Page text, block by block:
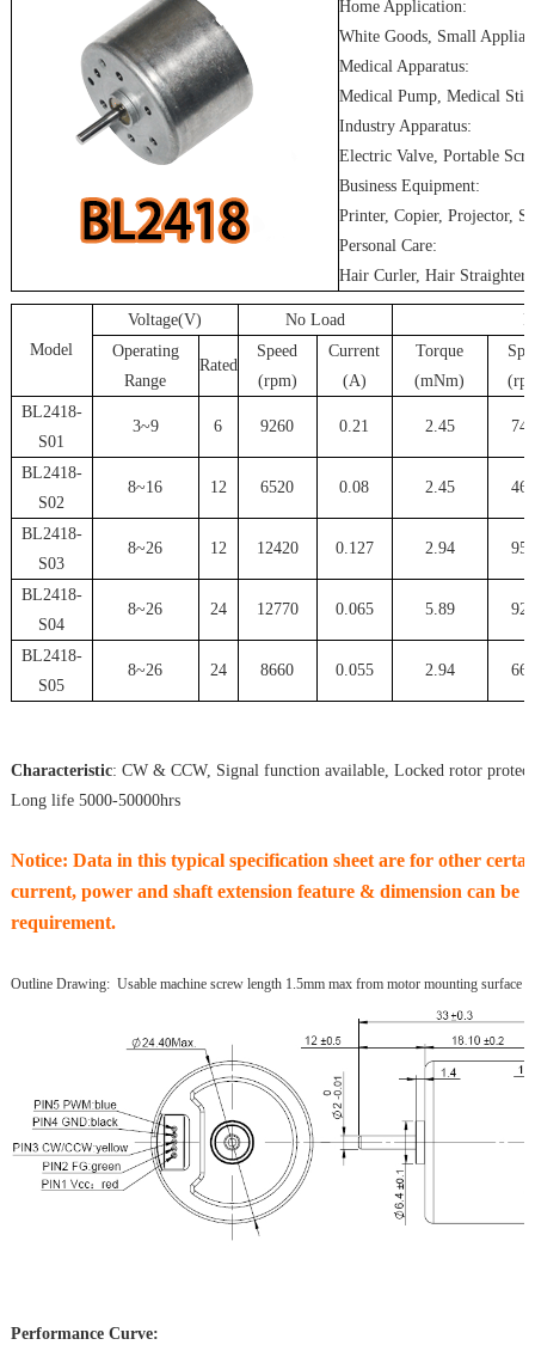
Home Application:
White Goods, Small
Medical Apparatus:
Medical Pump, Medical
Industry Apparatus:
Electric Valve, Portable
Business Equipment:
Printer, Copier, Projector,
Personal Care:
Hair Curler, Hair Straighter,
Model
Voltage(V) No Load
Operating
Range
Rated
Speed
(rpm)
Current
(A)
Torque
(mNm)
BL2418-
S01
3~9 6 9260 0.21 2.45
BL2418-
S02
8~16 12 6520 0.08 2.45
BL2418-
S03
8~26 12 12420 0.127 2.94
BL2418-
S04
8~26 24 12770 0.065 5.89
BL2418-
S05
8~26 24 8660 0.055 2.94
Characteristic: CW & CCW, Signal function available, Locked rotor
Long life 5000-50000hrs
Notice: Data in this typical specification sheet are for other
current, power and shaft extension feature & dimension can be
requirement.
Outline Drawing: Usable machine screw length 1.5mm max from motor mounting
Performance Curve: